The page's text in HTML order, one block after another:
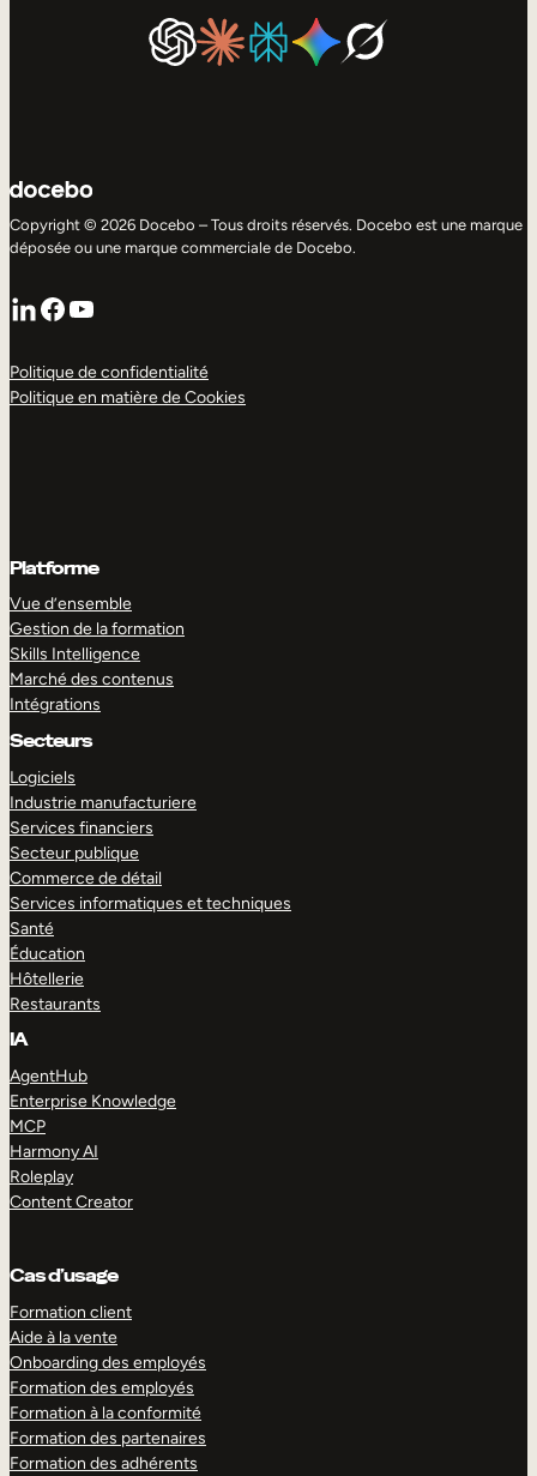
Copyright © 2026 Docebo – Tous droits réservés. Docebo est une marque
déposée ou une marque commerciale de Docebo.
LinkedIn
Facebook
YouTube
Politique de confidentialité
Politique en matière de Cookies
Platforme
Vue d’ensemble
Gestion de la formation
Skills Intelligence
Marché des contenus
Intégrations
Secteurs
Logiciels
Industrie manufacturiere
Services financiers
Secteur publique
Commerce de détail
Services informatiques et techniques
Santé
Éducation
Hôtellerie
Restaurants
IA
AgentHub
Enterprise Knowledge
MCP
Harmony AI
Roleplay
Content Creator
Cas d’usage
Formation client
Aide à la vente
Onboarding des employés
Formation des employés
Formation à la conformité
Formation des partenaires
Formation des adhérents